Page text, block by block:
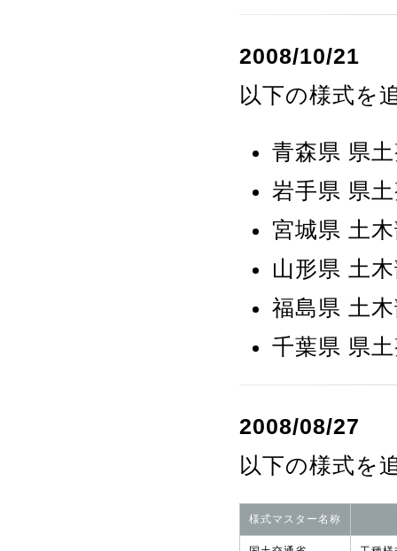
2008/10/21
以下の様式を
青森県 県
岩手県 県
宮城県 土
山形県 土
福島県 土
千葉県 県
2008/08/27
以下の様式を
様式マスター名称